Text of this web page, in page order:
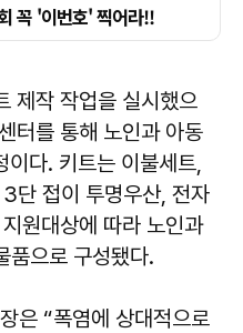
제작 작업을 실시했으
터를 통해 노인과 아동
다. 키트는 이불세트,
단 접이 투명우산, 전자
원대상에 따라 노인과
품으로 구성됐다.
은 “폭염에 상대적으로